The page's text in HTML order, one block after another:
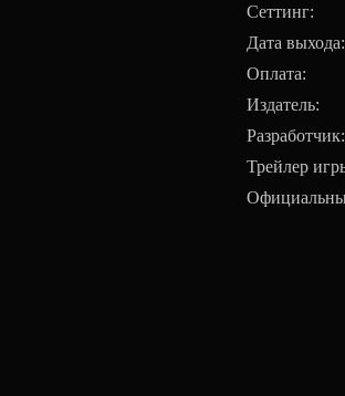
Дата
Трейлер